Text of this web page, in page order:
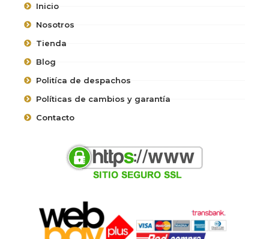
Inicio
Nosotros
Tienda
Blog
Politíca de despachos
Políticas de cambios y garantía
Contacto